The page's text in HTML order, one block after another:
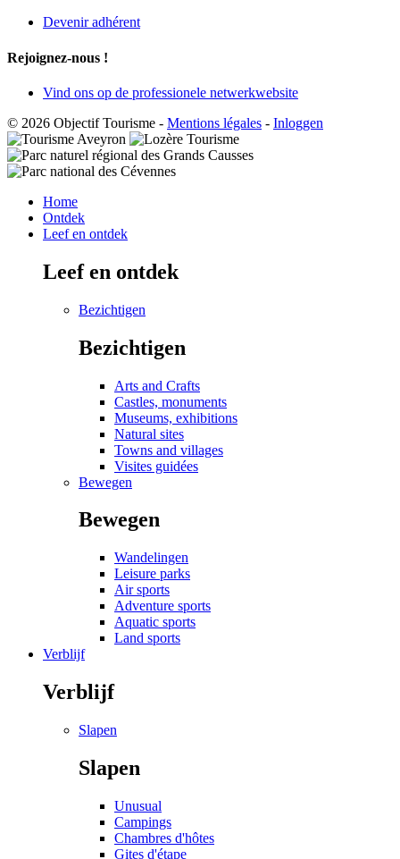
Devenir adhérent
Rejoignez-nous !
Vind ons op de professionele netwerkwebsite
© 2026 Objectif Tourisme - Mentions légales - Inloggen
Home
Ontdek
Leef en ontdek
Leef en ontdek
Bezichtigen
Bezichtigen
Arts and Crafts
Castles, monuments
Museums, exhibitions
Natural sites
Towns and villages
Visites guidées
Bewegen
Bewegen
Wandelingen
Leisure parks
Air sports
Adventure sports
Aquatic sports
Land sports
Verblijf
Verblijf
Slapen
Slapen
Unusual
Campings
Chambres d'hôtes
Gites d'étape